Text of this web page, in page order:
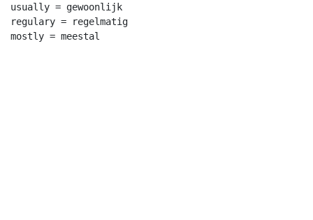
usually = gewoonlijk
regulary = regelmatig